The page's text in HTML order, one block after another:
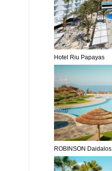
Hotel Riu Papayas
ROBINSON Daidalos